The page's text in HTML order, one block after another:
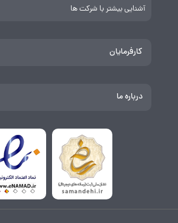
آشنایی بیشتر با شرکت ها
کارفرمایان
درباره ما